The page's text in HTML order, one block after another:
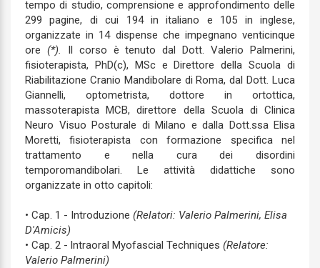
tempo di studio, comprensione e approfondimento delle
299 pagine, di cui 194 in italiano e 105 in inglese,
organizzate in 14 dispense che impegnano venticinque
ore (*). Il corso è tenuto dal Dott. Valerio Palmerini,
fisioterapista, PhD(c), MSc e Direttore della Scuola di
Riabilitazione Cranio Mandibolare di Roma, dal Dott. Luca
Giannelli, optometrista, dottore in ortottica,
massoterapista MCB, direttore della Scuola di Clinica
Neuro Visuo Posturale di Milano e dalla Dott.ssa Elisa
Moretti, fisioterapista con formazione specifica nel
trattamento e nella cura dei disordini
temporomandibolari. Le attività didattiche sono
organizzate in otto capitoli:
• Cap. 1 - Introduzione (Relatori: Valerio Palmerini, Elisa
D'Amicis)
• Cap. 2 - lntraoral Myofascial Techniques (Relatore:
Valerio Palmerini)